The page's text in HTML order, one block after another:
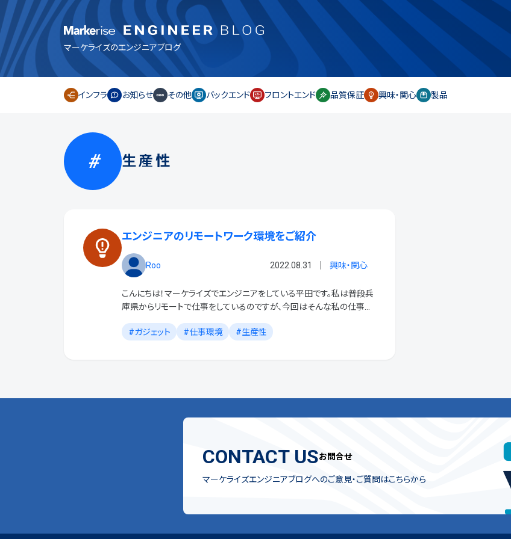
マーケライズのエンジニアブログ
インフラ お知らせ その他 バックエンド フロントエンド 品質保証 興味・関心 製品
生産性
エンジニアのリモートワーク環境をご紹介
Roo 2022.08.31 興味・関心
こんにちは！マーケライズでエンジニアをしている平田です。私は普段兵
庫県からリモートで仕事をしているのですが、今回はそんな私の仕事環
は東京と京都にオフィス […]
ガジェット 仕事環境 生産性
CONTACT USお問合せ
マーケライズエンジニアブログへのご意見・ご質問はこちらから